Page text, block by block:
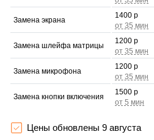
Замена экрана
1400 р
Замена шлейфа матрицы
1200 р
Замена микрофона
1200 р
Замена кнопки включения
1500 р
Замена Bluetooth
Цены обновлены 9 августа